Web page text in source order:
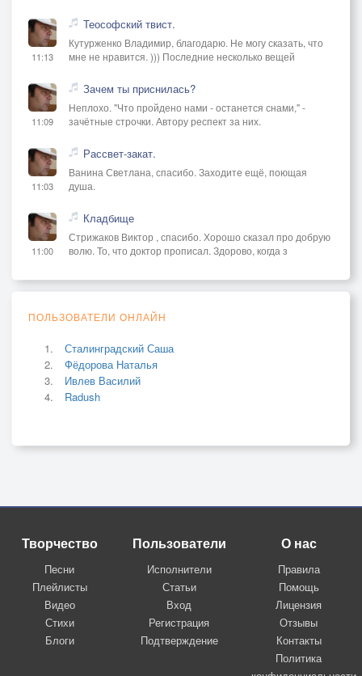
11:13
Теософский твист.
Кутурженко Владимир, благодарю. Не могу сказать, что
мне не нравится. ))) Последние несколько вещей
11:09
Зачем ты приснилась?
Неплохо. "Что пройдено нами - останется снами," -
зачётные строчки. Автору респект за них.
11:03
Рассвет-закат.
Ванина Светлана, спасибо. Заходите ещё, поющая
душа.
11:00
Кладбище
Стрижаков Виктор , спасибо. Хорошо сказал про добрую
волю. То, что доктор прописал. Здорово, когда з
ПОЛЬЗОВАТЕЛИ ОНЛАЙН
Сталинградский Саша
Фёдорова Наталья
Ивлев Василий
Radush
Творчество
Песни
Плейлисты
Видео
Стихи
Блоги
Пользователи
Исполнители
Статьи
Вход
Регистрация
Подтверждение
О нас
Правила
Помощь
Лицензия
Отзывы
Контакты
Политика